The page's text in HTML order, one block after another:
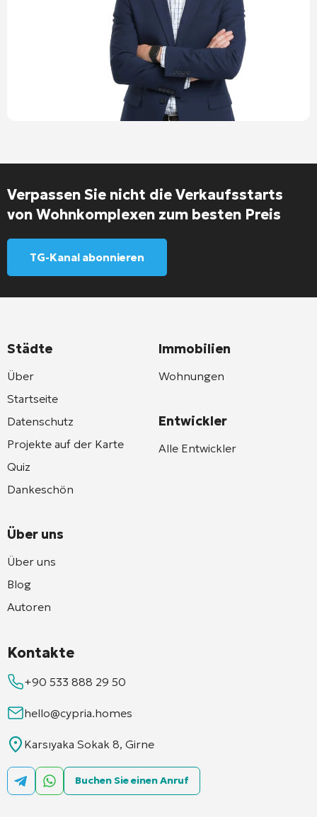
Verpassen Sie nicht die Verkaufsstarts
von Wohnkomplexen zum besten Preis
TG-Kanal abonnieren
Städte
Über
Startseite
Datenschutz
Projekte auf der Karte
Quiz
Dankeschön
Über uns
Über uns
Blog
Autoren
Immobilien
Wohnungen
Entwickler
Alle Entwickler
Kontakte
+90 533 888 29 50
hello@cypria.homes
Karsıyaka Sokak 8, Girne
Buchen Sie einen Anruf